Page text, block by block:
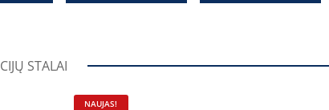
STALAI
NAUJAS!